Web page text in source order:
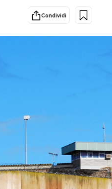
Mondiali calcio 2026
Condividi